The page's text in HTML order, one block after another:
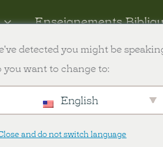
Enseignements
detected you might be
you want to change to:
English
and do not switch language